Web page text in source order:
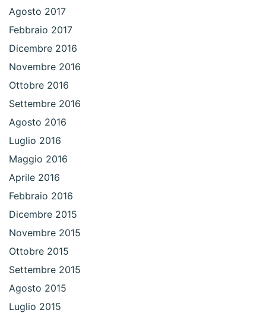
Agosto 2017
Febbraio 2017
Dicembre 2016
Novembre 2016
Ottobre 2016
Settembre 2016
Agosto 2016
Luglio 2016
Maggio 2016
Aprile 2016
Febbraio 2016
Dicembre 2015
Novembre 2015
Ottobre 2015
Settembre 2015
Agosto 2015
Luglio 2015